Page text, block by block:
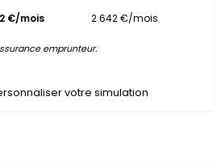
€/mois 2 642 €/mois
emprunteur.
votre simulation